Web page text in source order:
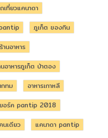
เที่ยวแคนาดา
ภูเก็ต ของกิน
ร้านอาหาร
นอาหารภูเก็ต ป่าตอง
ทม
อาหารเกาหลี
ยอร์ค pantip 2018
นเดียว
แคนาดา pantip